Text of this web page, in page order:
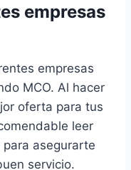
empresas
empresas
MCO. Al hacer
oferta para tus
leer
asegurarte
servicio.